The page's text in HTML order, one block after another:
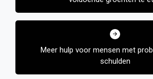
Meer hulp voor mensen met
schulden